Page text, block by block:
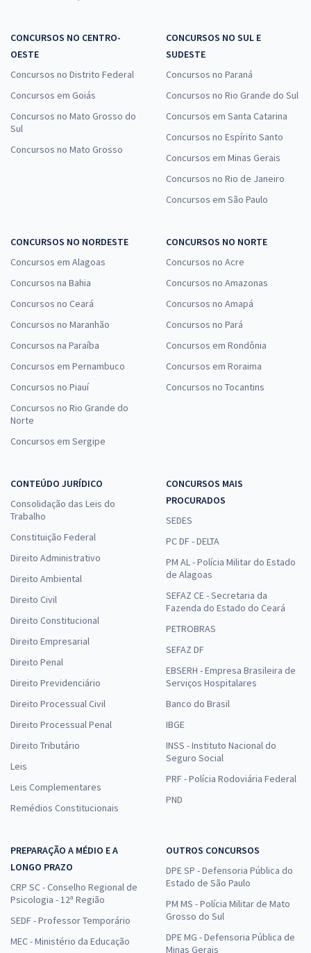
CONCURSOS NO CENTRO-
OESTE
Concursos no Distrito Federal
Concursos em Goiás
Concursos no Mato Grosso do
Sul
Concursos no Mato Grosso
CONCURSOS NO SUL E
SUDESTE
Concursos no Paraná
Concursos no Rio Grande do Sul
Concursos em Santa Catarina
Concursos no Espírito Santo
Concursos em Minas Gerais
Concursos no Rio de Janeiro
Concursos em São Paulo
CONCURSOS NO NORDESTE
Concursos em Alagoas
Concursos na Bahia
Concursos no Ceará
Concursos no Maranhão
Concursos na Paraíba
Concursos em Pernambuco
Concursos no Piauí
Concursos no Rio Grande do
Norte
Concursos em Sergipe
CONCURSOS NO NORTE
Concursos no Acre
Concursos no Amazonas
Concursos no Amapá
Concursos no Pará
Concursos em Rondônia
Concursos em Roraima
Concursos no Tocantins
CONTEÚDO JURÍDICO
Consolidação das Leis do
Trabalho
Constituição Federal
Direito Administrativo
Direito Ambiental
Direito Civil
Direito Constitucional
Direito Empresarial
Direito Penal
Direito Previdenciário
Direito Processual Civil
Direito Processual Penal
Direito Tributário
Leis
Leis Complementares
Remédios Constitucionais
CONCURSOS MAIS
PROCURADOS
SEDES
PC DF - DELTA
PM AL - Polícia Militar do Estado
de Alagoas
SEFAZ CE - Secretaria da
Fazenda do Estado do Ceará
PETROBRAS
SEFAZ DF
EBSERH - Empresa Brasileira de
Serviços Hospitalares
Banco do Brasil
IBGE
INSS - Instituto Nacional do
Seguro Social
PRF - Polícia Rodoviária Federal
PND
PREPARAÇÃO A MÉDIO E A
LONGO PRAZO
CRP SC - Conselho Regional de
Psicologia - 12ª Região
SEDF - Professor Temporário
MEC - Ministério da Educação
OUTROS CONCURSOS
DPE SP - Defensoria Pública do
Estado de São Paulo
PM MS - Polícia Militar de Mato
Grosso do Sul
DPE MG - Defensoria Pública de
Minas Gerais